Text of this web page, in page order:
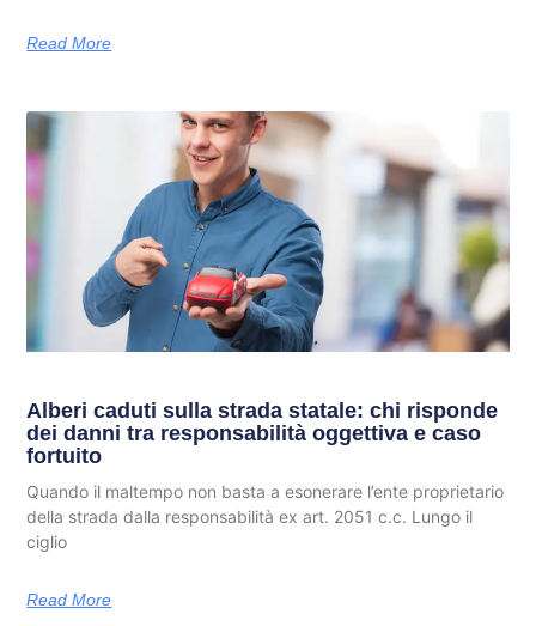
Read More
Alberi caduti sulla strada statale: chi risponde
dei danni tra responsabilità oggettiva e caso
fortuito
Quando il maltempo non basta a esonerare l’ente proprietario
della strada dalla responsabilità ex art. 2051 c.c. Lungo il
ciglio
Read More